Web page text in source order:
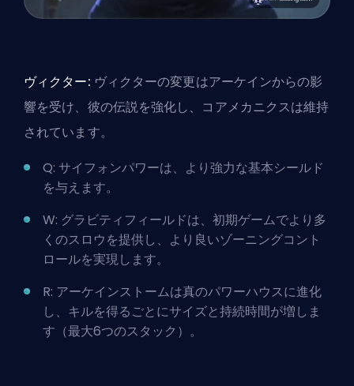
ヴィクター: ヴィクターの変更はアーケインからの影
響を受け、彼の伝説を強化し、コアメカニクスは維持
されています。
Q: サイフォンパワーは、より強力な基本シールド
を与えます。
W: グラビティフィールドは、初期ゲームでより多
くのスロウを提供し、より良いゾーニングコント
ロールを実現します。
R: アーケインストームは真のパワーハウスに進化
し、キルを得るごとにサイズと持続時間が増しま
す（最大6つのスタック）。